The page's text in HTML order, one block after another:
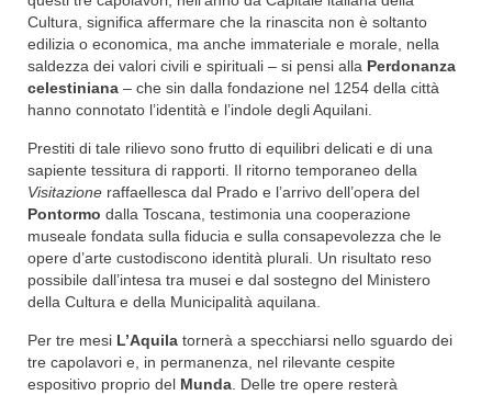
Cultura, significa affermare che la rinascita non è soltanto
edilizia o economica, ma anche immateriale e morale, nella
saldezza dei valori civili e spirituali – si pensi alla Perdonanza
celestiniana – che sin dalla fondazione nel 1254 della città
hanno connotato l’identità e l’indole degli Aquilani.
Prestiti di tale rilievo sono frutto di equilibri delicati e di una
sapiente tessitura di rapporti. Il ritorno temporaneo della
Visitazione raffaellesca dal Prado e l’arrivo dell’opera del
Pontormo dalla Toscana, testimonia una cooperazione
museale fondata sulla fiducia e sulla consapevolezza che le
opere d’arte custodiscono identità plurali. Un risultato reso
possibile dall’intesa tra musei e dal sostegno del Ministero
della Cultura e della Municipalità aquilana.
Per tre mesi L’Aquila tornerà a specchiarsi nello sguardo dei
tre capolavori e, in permanenza, nel rilevante cespite
espositivo proprio del Munda . Delle tre opere resterà